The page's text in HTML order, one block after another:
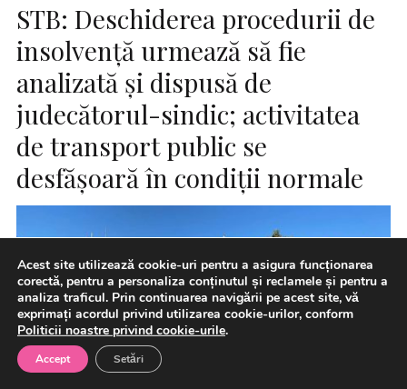
STB: Deschiderea procedurii de
insolvenţă urmează să fie
analizată şi dispusă de
judecătorul-sindic; activitatea
de transport public se
desfăşoară în condiţii normale
Acest site utilizează cookie-uri pentru a asigura funcționarea
corectă, pentru a personaliza conținutul și reclamele și pentru a
analiza traficul. Prin continuarea navigării pe acest site, vă
exprimați acordul privind utilizarea cookie-urilor, conform
Politicii noastre privind cookie-urile.
Accept Setări